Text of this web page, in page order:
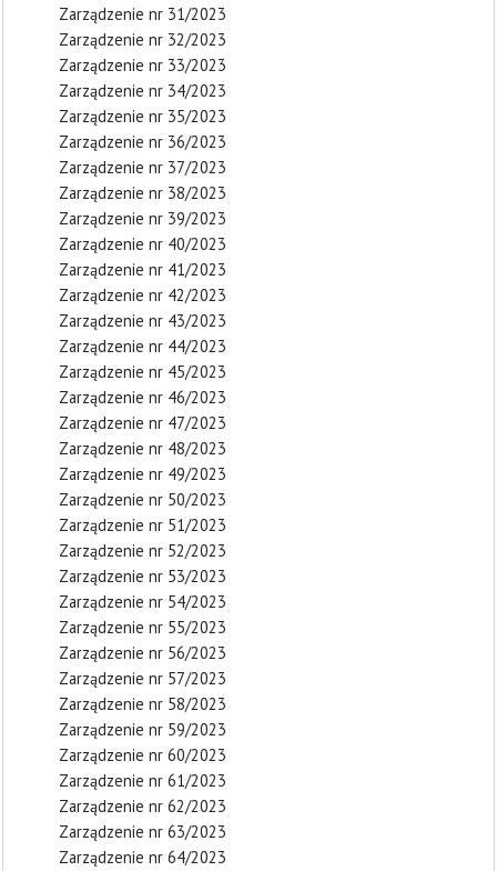
Zarządzenie nr 31/2023
Zarządzenie nr 32/2023
Zarządzenie nr 33/2023
Zarządzenie nr 34/2023
Zarządzenie nr 35/2023
Zarządzenie nr 36/2023
Zarządzenie nr 37/2023
Zarządzenie nr 38/2023
Zarządzenie nr 39/2023
Zarządzenie nr 40/2023
Zarządzenie nr 41/2023
Zarządzenie nr 42/2023
Zarządzenie nr 43/2023
Zarządzenie nr 44/2023
Zarządzenie nr 45/2023
Zarządzenie nr 46/2023
Zarządzenie nr 47/2023
Zarządzenie nr 48/2023
Zarządzenie nr 49/2023
Zarządzenie nr 50/2023
Zarządzenie nr 51/2023
Zarządzenie nr 52/2023
Zarządzenie nr 53/2023
Zarządzenie nr 54/2023
Zarządzenie nr 55/2023
Zarządzenie nr 56/2023
Zarządzenie nr 57/2023
Zarządzenie nr 58/2023
Zarządzenie nr 59/2023
Zarządzenie nr 60/2023
Zarządzenie nr 61/2023
Zarządzenie nr 62/2023
Zarządzenie nr 63/2023
Zarządzenie nr 64/2023